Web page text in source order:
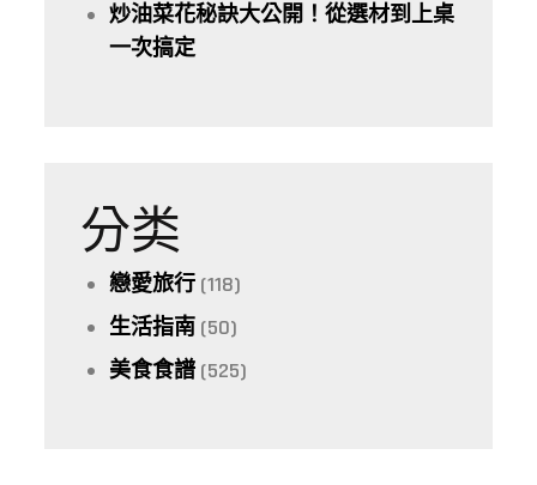
炒油菜花秘訣大公開！從選材到上桌
一次搞定
分类
戀愛旅行 (118)
生活指南 (50)
美食食譜 (525)